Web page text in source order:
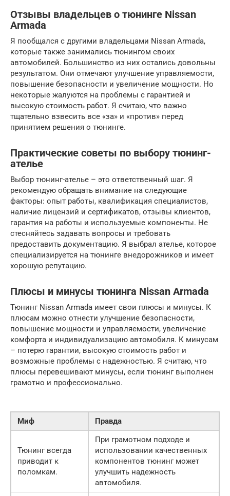
Отзывы владельцев о тюнинге Nissan
Armada
Я пообщался с другими владельцами Nissan Armada,
которые также занимались тюнингом своих
автомобилей. Большинство из них остались довольны
результатом. Они отмечают улучшение управляемости,
повышение безопасности и увеличение мощности. Но
некоторые жалуются на проблемы с гарантией и
высокую стоимость работ. Я считаю, что важно
тщательно взвесить все «за» и «против» перед
принятием решения о тюнинге.
Практические советы по выбору тюнинг-
ателье
Выбор тюнинг-ателье – это ответственный шаг. Я
рекомендую обращать внимание на следующие
факторы: опыт работы, квалификация специалистов,
наличие лицензий и сертификатов, отзывы клиентов,
гарантия на работы и используемые компоненты. Не
стесняйтесь задавать вопросы и требовать
предоставить документацию. Я выбрал ателье, которое
специализируется на тюнинге внедорожников и имеет
хорошую репутацию.
Плюсы и минусы тюнинга Nissan Armada
Тюнинг Nissan Armada имеет свои плюсы и минусы. К
плюсам можно отнести улучшение безопасности,
повышение мощности и управляемости, увеличение
комфорта и индивидуализацию автомобиля. К минусам
– потерю гарантии, высокую стоимость работ и
возможные проблемы с надежностью. Я считаю, что
плюсы перевешивают минусы, если тюнинг выполнен
грамотно и профессионально.
Миф Правда
Тюнинг всегда
приводит к
поломкам.
При грамотном подходе и
использовании качественных
компонентов тюнинг может
улучшить надежность
автомобиля.